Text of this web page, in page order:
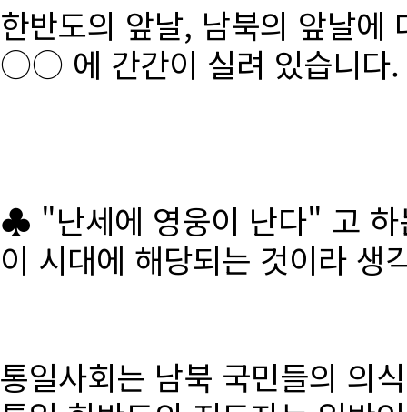
한반도의 앞날, 남북의 앞날에
○○ 에 간간이 실려 있습니다.
♣ "난세에 영웅이 난다" 고 하
이 시대에 해당되는 것이라 생
통일사회는 남북 국민들의 의